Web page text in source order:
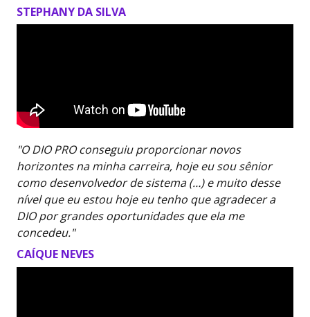
STEPHANY DA SILVA
"O DIO PRO conseguiu proporcionar novos
horizontes na minha carreira, hoje eu sou sênior
como desenvolvedor de sistema (…) e muito desse
nível que eu estou hoje eu tenho que agradecer a
DIO por grandes oportunidades que ela me
concedeu."
CAÍQUE NEVES